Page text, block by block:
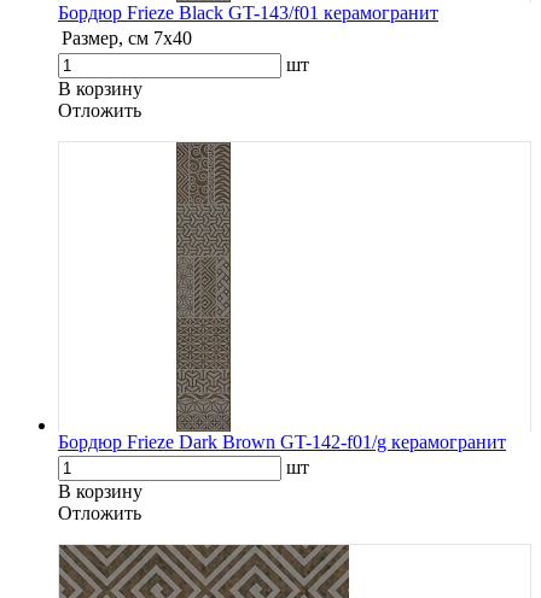
Бордюр Frieze Black GT-143/f01 керамогранит
Размер, см 7х40
шт
В корзину
Oтложить
Бордюр Frieze Dark Brown GT-142-f01/g керамогранит
шт
В корзину
Oтложить